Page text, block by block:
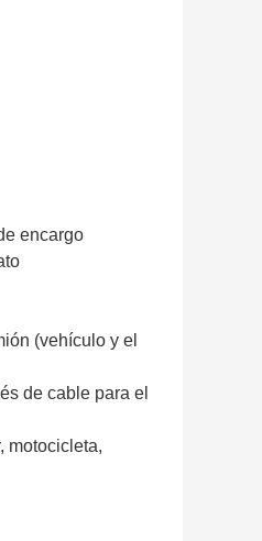
encargo
(vehículo y el
de cable para el
motocicleta,